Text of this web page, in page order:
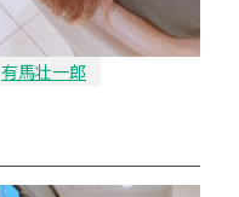
有馬壮一郎